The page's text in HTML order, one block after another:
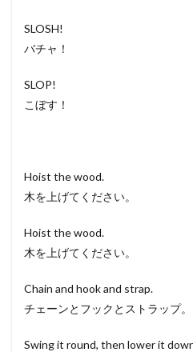
SLOSH!
バチャ！
SLOP!
こぼす！
Hoist the wood.
木を上げてください。
Hoist the wood.
木を上げてください。
Chain and hook and strap.
チェーンとフックとストラップ。
Swing it round, then lower it